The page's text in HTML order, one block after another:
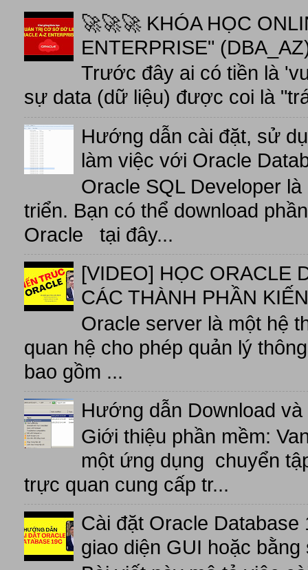
🚀🚀🚀 KHÓA HỌC
ENTERPRISE"
Trước đây ai có tiền là
sự data (dữ liệu) được coi là
Hướng dẫn cài đặt, sử
làm việc với Oracle
Oracle SQL Developer
triển. Bạn có thể download
Oracle tại đây...
[VIDEO] HỌC ORACLE
CÁC THÀNH PHẦN
Oracle server là một hệ
quan hệ cho phép quản lý
bao gồm ...
Hướng dẫn Download
Giới thiệu phần mềm:
một ứng dụng chuyển
trực quan cung cấp tr...
Cài đặt Oracle
giao diện GUI hoặc bằng